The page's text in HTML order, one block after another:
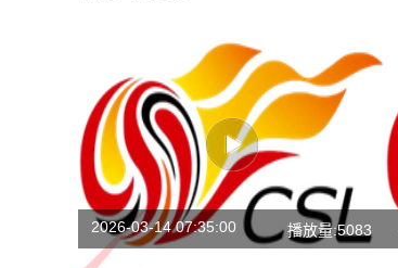
2026-03-14 07:35:00 播放量:5083